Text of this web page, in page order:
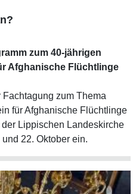
zum 40-jährigen
Afghanische Flüchtlinge
zum Thema
für Afghanische Flüchtlinge
Lippischen Landeskirche
22. Oktober ein.